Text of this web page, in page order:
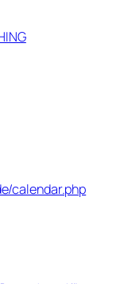
calendar.php